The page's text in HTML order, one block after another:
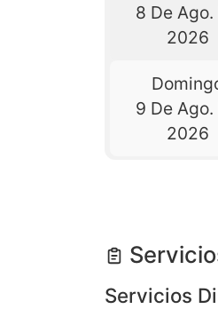
8 De Ago.
2026
9 De Ago.
2026
Servicios